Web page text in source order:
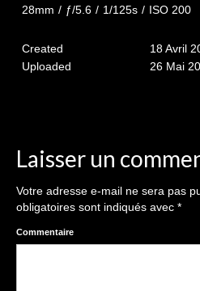
les 8 – 17 ans
Reportages / Nature
Galeries Privées
séance du 25.04.26
28mm / ƒ/5.6 / 1/125s / ISO 200
Created
18 Avril
Uploaded
26 Mai
Laisser un
Votre adresse e-mail ne sera pas
obligatoires sont indiqués avec *
Commentaire